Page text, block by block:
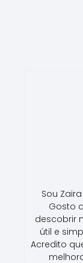
Sou
Gosto
descobrir
útil e
Acredito